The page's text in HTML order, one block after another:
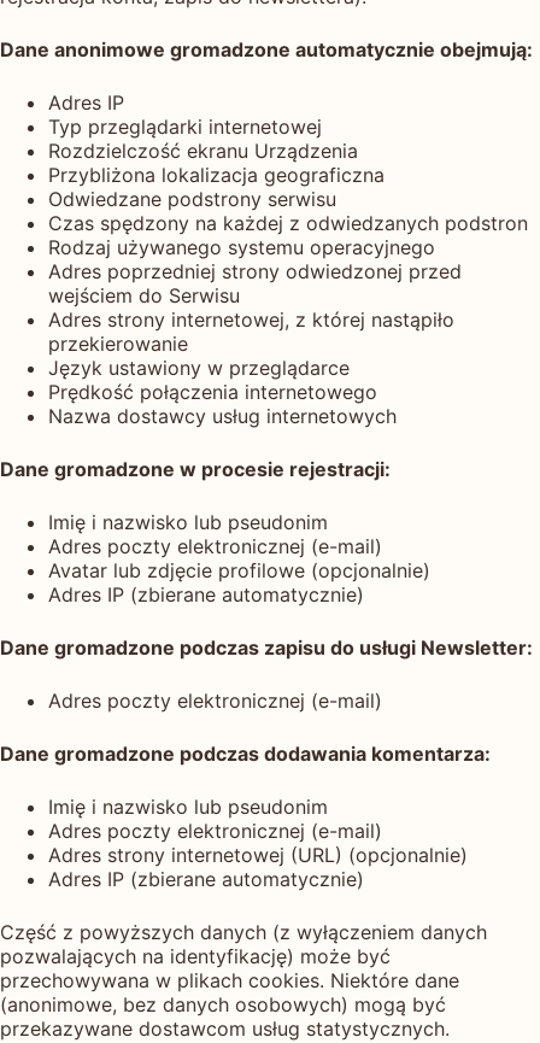
Dane anonimowe gromadzone automatycznie obejmują:
Adres IP
Typ przeglądarki internetowej
Rozdzielczość ekranu Urządzenia
Przybliżona lokalizacja geograficzna
Odwiedzane podstrony serwisu
Czas spędzony na każdej z odwiedzanych podstron
Rodzaj używanego systemu operacyjnego
Adres poprzedniej strony odwiedzonej przed
wejściem do Serwisu
Adres strony internetowej, z której nastąpiło
przekierowanie
Język ustawiony w przeglądarce
Prędkość połączenia internetowego
Nazwa dostawcy usług internetowych
Dane gromadzone w procesie rejestracji:
Imię i nazwisko lub pseudonim
Adres poczty elektronicznej (e-mail)
Avatar lub zdjęcie profilowe (opcjonalnie)
Adres IP (zbierane automatycznie)
Dane gromadzone podczas zapisu do usługi Newsletter:
Adres poczty elektronicznej (e-mail)
Dane gromadzone podczas dodawania komentarza:
Imię i nazwisko lub pseudonim
Adres poczty elektronicznej (e-mail)
Adres strony internetowej (URL) (opcjonalnie)
Adres IP (zbierane automatycznie)
Część z powyższych danych (z wyłączeniem danych
pozwalających na identyfikację) może być
przechowywana w plikach cookies. Niektóre dane
(anonimowe, bez danych osobowych) mogą być
przekazywane dostawcom usług statystycznych.